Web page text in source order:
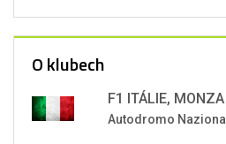
O klubech
F1 ITÁLIE, MONZA
Autodromo